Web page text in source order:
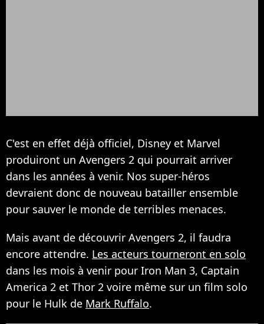
C'est en effet déjà officiel, Disney et Marvel
produiront un Avengers 2 qui pourrait arriver
dans les années à venir. Nos super-héros
devraient donc de nouveau batailler ensemble
pour sauver le monde de terribles menaces.
Mais avant de découvrir Avengers 2, il faudra
encore attendre. Les acteurs tourneront en solo
dans les mois à venir pour Iron Man 3, Captain
America 2 et Thor 2 voire même sur un film solo
pour le Hulk de Mark Ruffalo.